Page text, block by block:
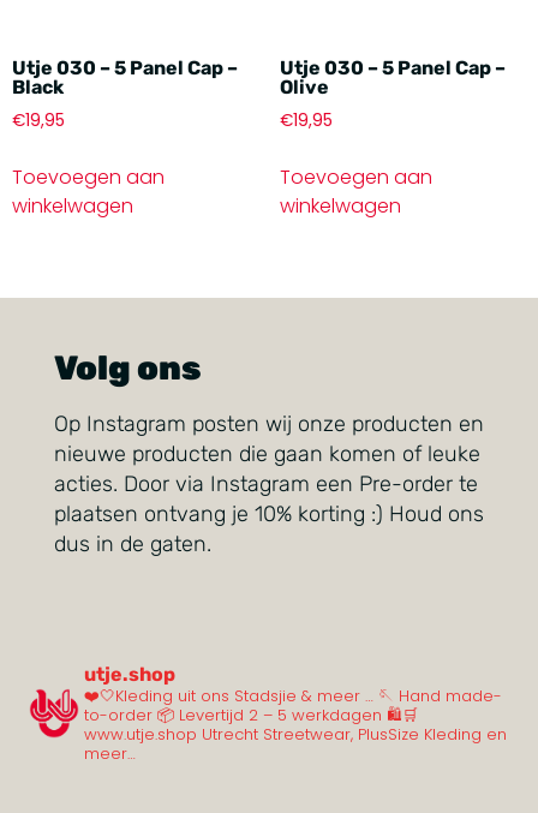
Utje 030 – 5 Panel Cap –
Black
€19,95
Toevoegen aan
winkelwagen
Utje 030 – 5 Panel Cap –
Olive
€19,95
Toevoegen aan
winkelwagen
Volg ons
Op Instagram posten wij onze producten en
nieuwe producten die gaan komen of leuke
acties. Door via Instagram een Pre-order te
plaatsen ontvang je 10% korting :) Houd ons
dus in de gaten.
utje.shop
❤️🤍Kleding uit ons Stadsjie & meer … 🪡 Hand made-
to-order 📦 Levertijd 2 – 5 werkdagen 🛍️🛒
www.utje.shop Utrecht Streetwear, PlusSize Kleding en
meer…